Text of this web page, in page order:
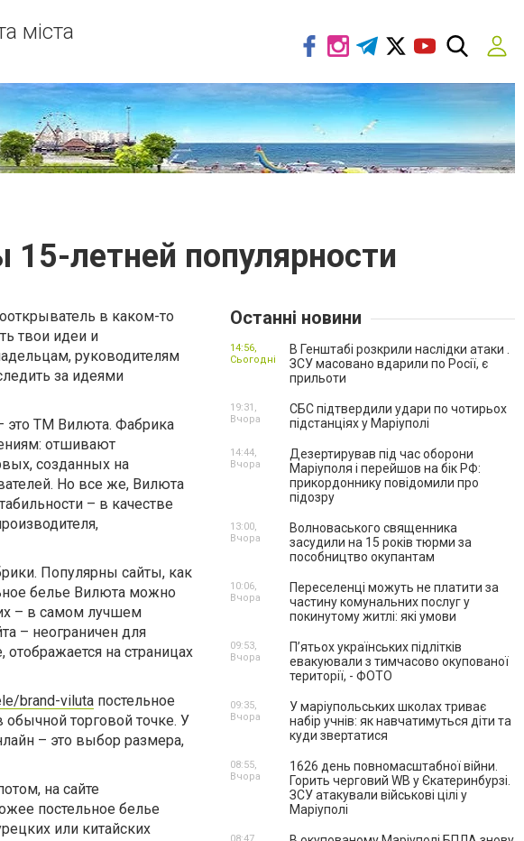
міста
летней популярности
в каком-то
твои идеи и
руководителям
за идеями
это ТМ Вилюта. Фабрика
отшивают
созданных на
Но все же, Вилюта
– в качестве
Популярны сайты, как
белье Вилюта можно
– в самом лучшем
– неограничен для
на страницах
brand-viluta постельное
торговой точке. У
– это выбор размера,
на сайте
постельное белье
или китайских
Останні новини
В Генштабі розкрили наслідки атаки .
ЗСУ масовано вдарили по Росії, є
прильоти
14:56,
Сьогодні
СБС підтвердили удари по чотирьох
підстанціях у Маріуполі
19:31,
Вчора
Дезертирував під час оборони
Маріуполя і перейшов на бік РФ:
прикордоннику повідомили про
підозру
14:44,
Вчора
Волноваського священника
засудили на 15 років тюрми за
пособництво окупантам
13:00,
Вчора
Переселенці можуть не платити за
частину комунальних послуг у
покинутому житлі: які умови
10:06,
Вчора
П’ятьох українських підлітків
евакуювали з тимчасово окупованої
території, - ФОТО
09:53,
Вчора
У маріупольських школах триває
набір учнів: як навчатимуться діти та
куди звертатися
09:35,
Вчора
1626 день повномасштабної війни.
Горить черговий WB у Єкатеринбурзі.
ЗСУ атакували військові цілі у
Маріуполі
08:55,
Вчора